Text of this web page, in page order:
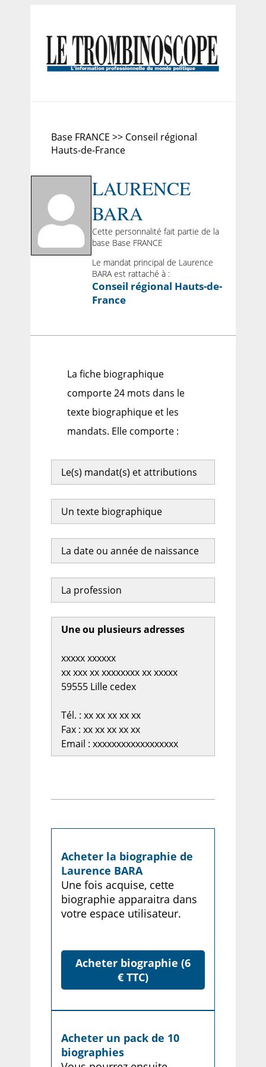
Base FRANCE >> Conseil régional
Hauts-de-France
LAURENCE
BARA
Cette personnalité fait partie de la
base Base FRANCE
Le mandat principal de Laurence
BARA est rattaché à :
Conseil régional Hauts-de-
France
La fiche biographique
comporte 24 mots dans le
texte biographique et les
mandats. Elle comporte :
Le(s) mandat(s) et attributions
Un texte biographique
La date ou année de naissance
La profession
Une ou plusieurs adresses
xxxxx xxxxxx
xx xxx xx xxxxxxxx xx xxxxx
59555 Lille cedex
Tél. : xx xx xx xx xx
Fax : xx xx xx xx xx
Email : xxxxxxxxxxxxxxxxxx
Acheter la biographie de
Laurence BARA
Une fois acquise, cette
biographie apparaitra dans
votre espace utilisateur.
Acheter biographie (6
€ TTC)
Acheter un pack de 10
biographies